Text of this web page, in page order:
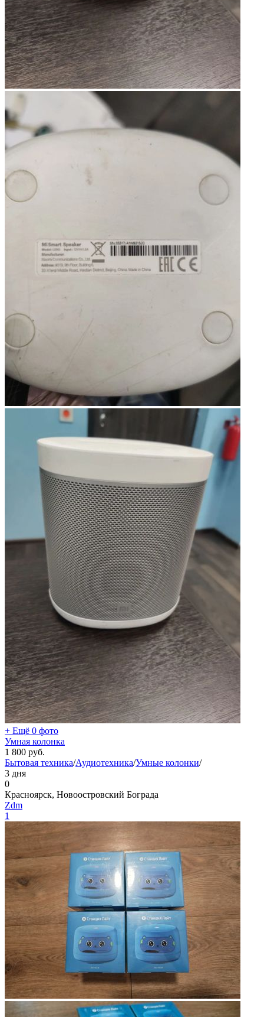
+ Ещё 0 фото
Умная колонка
1 800 руб.
Бытовая техника/Аудиотехника/Умные колонки/
3 дня
0
Красноярск, Новоостровский Бограда
Zdm
1